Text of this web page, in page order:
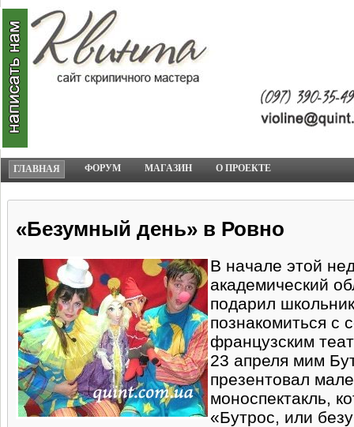
ГЛАВНАЯ ФОРУМ МАГАЗИН О ПРОЕКТЕ
«Безумный день» в Ровно
В начале этой
академический
подарил
познакомиться с
французским
23 апреля мим
презентовал
моноспектакль,
«Бутрос, или